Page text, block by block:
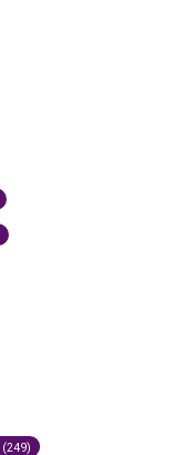
(249)